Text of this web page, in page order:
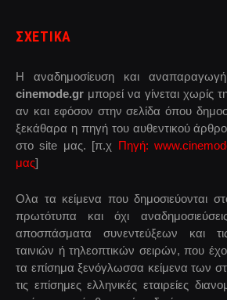
ΣΧΕΤΙΚΑ
Η αναδημοσίευση και
cinemode.gr μπορεί να γίνεται χωρίς
αν και εφόσον στην σελίδα όπου
ξεκάθαρα η πηγή του αυθεντικού
στο site μας. [π.χ Πηγή:
μας]
Ολα τα κείμενα που δημοσιεύονται
πρωτότυπα και όχι
αποσπάσματα συνεντεύξεων και
ταινιών ή τηλεοπτικών σειρών, που
τα επίσημα ξενόγλωσσα κείμενα των
τις επίσημες ελληνικές εταιρείες